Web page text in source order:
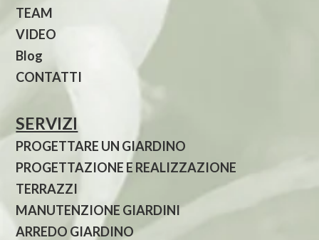
TEAM
VIDEO
Blog
CONTATTI
SERVIZI
PROGETTARE UN GIARDINO
PROGETTAZIONE E REALIZZAZIONE
TERRAZZI
MANUTENZIONE GIARDINI
ARREDO GIARDINO